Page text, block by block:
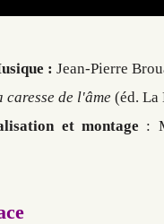
: Jean-Pierre
caresse de l'âme (éd. La
et montage :